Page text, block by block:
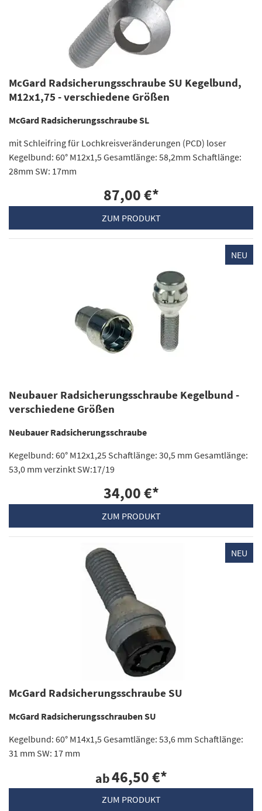
McGard Radsicherungsschraube SU Kegelbund,
M12x1,75 - verschiedene Größen
McGard Radsicherungsschraube SL
mit Schleifring für Lochkreisveränderungen (PCD) loser
Kegelbund: 60° M12x1,5 Gesamtlänge: 58,2mm Schaftlänge:
28mm SW: 17mm
87,00 €*
ZUM PRODUKT
NEU
Neubauer Radsicherungsschraube Kegelbund -
verschiedene Größen
Neubauer Radsicherungsschraube
Kegelbund: 60° M12x1,25 Schaftlänge: 30,5 mm Gesamtlänge:
53,0 mm verzinkt SW:17/19
34,00 €*
ZUM PRODUKT
NEU
McGard Radsicherungsschraube SU
McGard Radsicherungsschrauben SU
Kegelbund: 60° M14x1,5 Gesamtlänge: 53,6 mm Schaftlänge:
31 mm SW: 17 mm
ab46,50 €*
ZUM PRODUKT